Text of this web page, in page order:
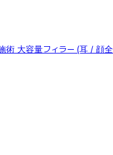
術 大容量フィラー (耳 / 顔